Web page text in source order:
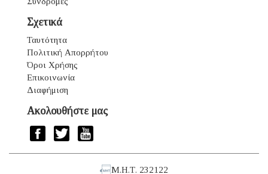
Σχετικά
Ταυτότητα
Πολιτική Απορρήτου
Όροι Χρήσης
Επικοινωνία
Διαφήμιση
Ακολουθήστε μας
Μ.Η.Τ. 232122